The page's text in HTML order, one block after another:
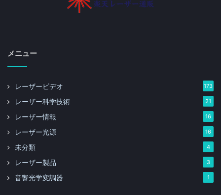
メニュー
レーザービデオ 173
レーザー科学技術 21
レーザー情報 16
レーザー光源 16
未分類 4
レーザー製品 3
音響光学変調器 1